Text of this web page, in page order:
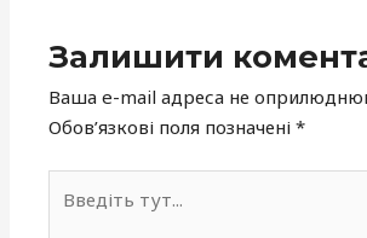
Залишити
Ваша e-mail адреса не
Обов’язкові поля позначені*
тут...